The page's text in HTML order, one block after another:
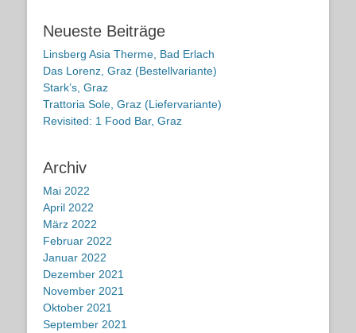
Neueste Beiträge
Linsberg Asia Therme, Bad Erlach
Das Lorenz, Graz (Bestellvariante)
Stark’s, Graz
Trattoria Sole, Graz (Liefervariante)
Revisited: 1 Food Bar, Graz
Archiv
Mai 2022
April 2022
März 2022
Februar 2022
Januar 2022
Dezember 2021
November 2021
Oktober 2021
September 2021